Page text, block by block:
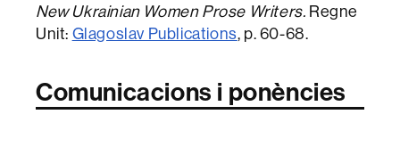
New Ukrainian Women Prose Writers. Regne
Unit: Glagoslav Publications, p. 60-68.
Comunicacions i ponències